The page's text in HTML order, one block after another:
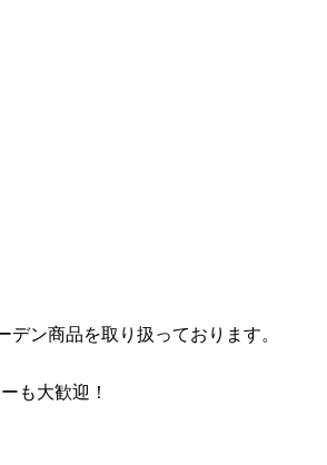
ン商品を取り扱っております。
も大歓迎！